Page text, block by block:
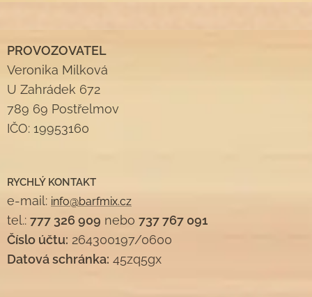
PROVOZOVATEL
Veronika Milková
U Zahrádek 672
789 69 Postřelmov
IČO: 19953160
RYCHLÝ KONTAKT
e-mail: info@barfmix.cz
tel.: 777 326 909 nebo 737 767 091
Číslo účtu: 264300197/0600
Datová schránka: 45zq5gx